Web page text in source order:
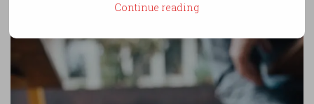
Continue reading